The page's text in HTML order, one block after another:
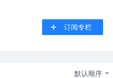
订阅专栏
默认顺序